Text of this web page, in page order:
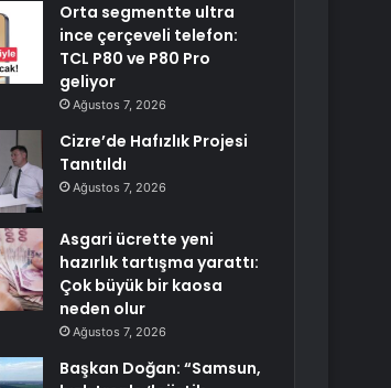
Orta segmentte ultra
ince çerçeveli telefon:
TCL P80 ve P80 Pro
geliyor
Ağustos 7, 2026
Cizre’de Hafızlık Projesi
Tanıtıldı
Ağustos 7, 2026
Asgari ücrette yeni
hazırlık tartışma yarattı:
Çok büyük bir kaosa
neden olur
Ağustos 7, 2026
Başkan Doğan: “Samsun,